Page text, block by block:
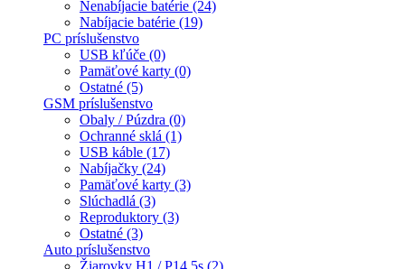
Nenabíjacie batérie (24)
Nabíjacie batérie (19)
PC príslušenstvo
USB kľúče (0)
Pamäťové karty (0)
Ostatné (5)
GSM príslušenstvo
Obaly / Púzdra (0)
Ochranné sklá (1)
USB káble (17)
Nabíjačky (24)
Pamäťové karty (3)
Slúchadlá (3)
Reproduktory (3)
Ostatné (3)
Auto príslušenstvo
Žiarovky H1 / P14.5s (2)